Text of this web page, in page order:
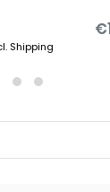
Shipping